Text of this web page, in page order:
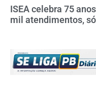
ISEA celebra 75
mil atendimentos,